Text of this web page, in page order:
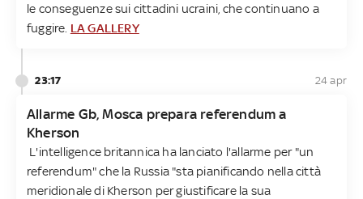
le conseguenze sui cittadini ucraini, che continuano a
fuggire. LA GALLERY
23:17 24 apr
Allarme Gb, Mosca prepara referendum a
Kherson
L'intelligence britannica ha lanciato l'allarme per "un
referendum" che la Russia "sta pianificando nella città
meridionale di Kherson per giustificare la sua